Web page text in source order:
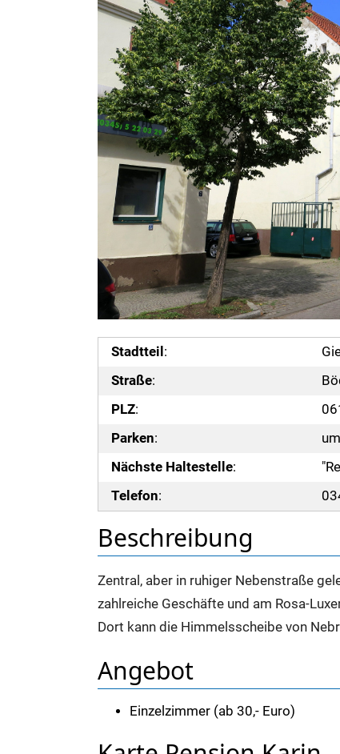
Stadtteil :
Straße:
PLZ:
Parken:
Nächste Haltestelle:
Telefon:
Beschreibung
Zentral, aber in ruhiger Nebenstraße
zahlreiche Geschäfte und am Rosa-
Dort kann die Himmelsscheibe von
Angebot
Einzelzimmer (ab 30,- Euro)